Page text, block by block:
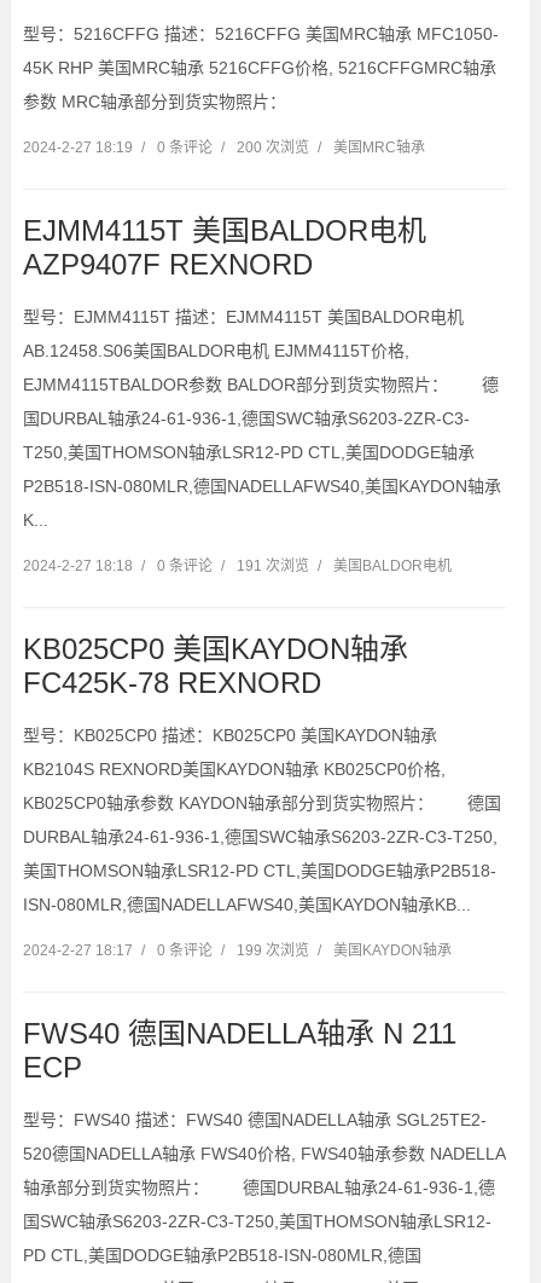
型号：5216CFFG 描述：5216CFFG 美国MRC轴承 MFC1050-
45K RHP 美国MRC轴承 5216CFFG价格, 5216CFFGMRC轴承
参数 MRC轴承部分到货实物照片：
2024-2-27 18:19 / 0 条评论 / 200 次浏览 / 美国MRC轴承
EJMM4115T 美国BALDOR电机
AZP9407F REXNORD
型号：EJMM4115T 描述：EJMM4115T 美国BALDOR电机
AB.12458.S06美国BALDOR电机 EJMM4115T价格,
EJMM4115TBALDOR参数 BALDOR部分到货实物照片： 德
国DURBAL轴承24-61-936-1,德国SWC轴承S6203-2ZR-C3-
T250,美国THOMSON轴承LSR12-PD CTL,美国DODGE轴承
P2B518-ISN-080MLR,德国NADELLAFWS40,美国KAYDON轴承
K...
2024-2-27 18:18 / 0 条评论 / 191 次浏览 / 美国BALDOR电机
KB025CP0 美国KAYDON轴承
FC425K-78 REXNORD
型号：KB025CP0 描述：KB025CP0 美国KAYDON轴承
KB2104S REXNORD美国KAYDON轴承 KB025CP0价格,
KB025CP0轴承参数 KAYDON轴承部分到货实物照片： 德国
DURBAL轴承24-61-936-1,德国SWC轴承S6203-2ZR-C3-T250,
美国THOMSON轴承LSR12-PD CTL,美国DODGE轴承P2B518-
ISN-080MLR,德国NADELLAFWS40,美国KAYDON轴承KB...
2024-2-27 18:17 / 0 条评论 / 199 次浏览 / 美国KAYDON轴承
FWS40 德国NADELLA轴承 N 211
ECP
型号：FWS40 描述：FWS40 德国NADELLA轴承 SGL25TE2-
520德国NADELLA轴承 FWS40价格, FWS40轴承参数 NADELLA
轴承部分到货实物照片： 德国DURBAL轴承24-61-936-1,德
国SWC轴承S6203-2ZR-C3-T250,美国THOMSON轴承LSR12-
PD CTL,美国DODGE轴承P2B518-ISN-080MLR,德国